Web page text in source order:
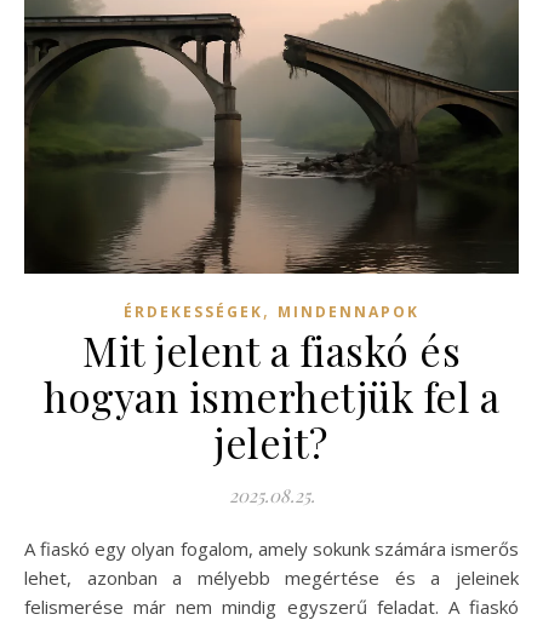
ÉRDEKESSÉGEK, MINDENNAPOK
Mit jelent a fiaskó és
hogyan ismerhetjük fel a
jeleit?
2025.08.25.
A fiaskó egy olyan fogalom, amely sokunk számára ismerős
lehet, azonban a mélyebb megértése és a jeleinek
felismerése már nem mindig egyszerű feladat. A fiaskó